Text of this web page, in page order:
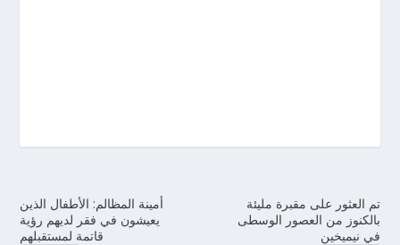
أمينة المظالم: الأطفال الذين
يعيشون في فقر لديهم رؤية
قاتمة لمستقبلهم
تم العثور على مقبرة مليئة
بالكنوز من العصور الوسطى
في نيميخين